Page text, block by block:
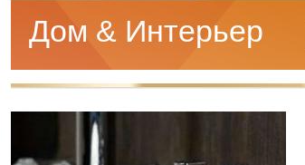
Дом & Интерьер